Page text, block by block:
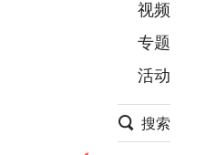
项目推荐
安徽
视频
专题
活动
搜索